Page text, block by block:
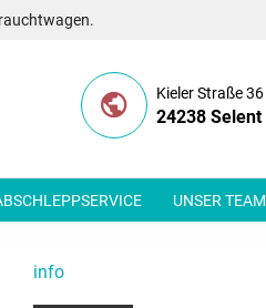
Kieler Straße 36
24238 Selent
UNSER TEAM
info